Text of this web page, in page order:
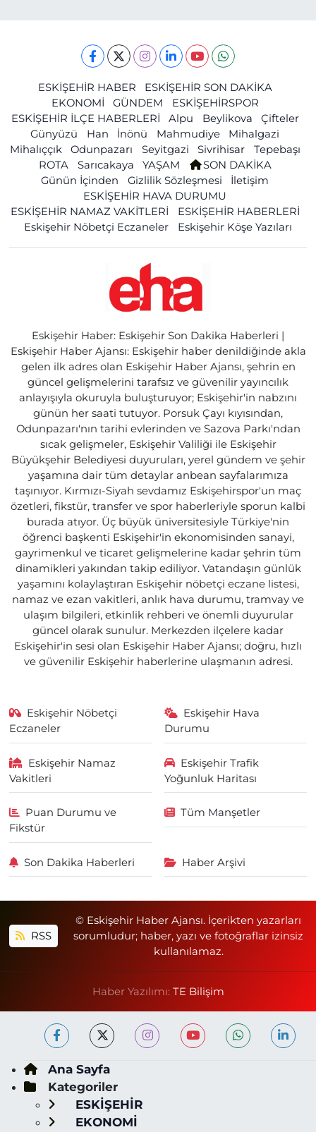
ESKİŞEHİR HABER
ESKİŞEHİR SON DAKİKA
EKONOMİ
GÜNDEM
ESKİŞEHİRSPOR
ESKİŞEHİR İLÇE HABERLERİ
Alpu Beylikova
Çifteler
Günyüzü
Han İnönü Mahmudiye
Mihalgazi
Mihalıççık
Odunpazarı Seyitgazi Sivrihisar
Tepebaşı
ROTA
Sarıcakaya YAŞAM
SON DAKİKA
Günün İçinden
Gizlilik Sözleşmesi
İletişim
ESKİŞEHİR HAVA DURUMU
ESKİŞEHİR NAMAZ VAKİTLERİ
ESKİŞEHİR HABERLERİ
Eskişehir Nöbetçi Eczaneler
Eskişehir Köşe Yazıları
Eskişehir Haber: Eskişehir Son Dakika Haberleri |
Eskişehir Haber Ajansı: Eskişehir haber denildiğinde akla
gelen ilk adres olan Eskişehir Haber Ajansı, şehrin en
güncel gelişmelerini tarafsız ve güvenilir yayıncılık
anlayışıyla okuruyla buluşturuyor; Eskişehir'in nabzını
günün her saati tutuyor. Porsuk Çayı kıyısından,
Odunpazarı'nın tarihi evlerinden ve Sazova Parkı'ndan
sıcak gelişmeler, Eskişehir Valiliği ile Eskişehir
Büyükşehir Belediyesi duyuruları, yerel gündem ve şehir
yaşamına dair tüm detaylar anbean sayfalarımıza
taşınıyor. Kırmızı-Siyah sevdamız Eskişehirspor'un maç
özetleri, fikstür, transfer ve spor haberleriyle sporun kalbi
burada atıyor. Üç büyük üniversitesiyle Türkiye'nin
öğrenci başkenti Eskişehir'in ekonomisinden sanayi,
gayrimenkul ve ticaret gelişmelerine kadar şehrin tüm
dinamikleri yakından takip ediliyor. Vatandaşın günlük
yaşamını kolaylaştıran Eskişehir nöbetçi eczane listesi,
namaz ve ezan vakitleri, anlık hava durumu, tramvay ve
ulaşım bilgileri, etkinlik rehberi ve önemli duyurular
güncel olarak sunulur. Merkezden ilçelere kadar
Eskişehir'in sesi olan Eskişehir Haber Ajansı; doğru, hızlı
ve güvenilir Eskişehir haberlerine ulaşmanın adresi.
Eskişehir Nöbetçi
Eczaneler
Eskişehir Hava
Durumu
Eskişehir Namaz
Vakitleri
Eskişehir Trafik
Yoğunluk Haritası
Puan Durumu ve
Fikstür
Tüm Manşetler
Son Dakika Haberleri Haber Arşivi
RSS
© Eskişehir Haber Ajansı. İçerikten yazarları
sorumludur; haber, yazı ve fotoğraflar izinsiz
kullanılamaz.
Haber Yazılımı: TE Bilişim
Ana Sayfa
Kategoriler
ESKİŞEHİR
EKONOMİ